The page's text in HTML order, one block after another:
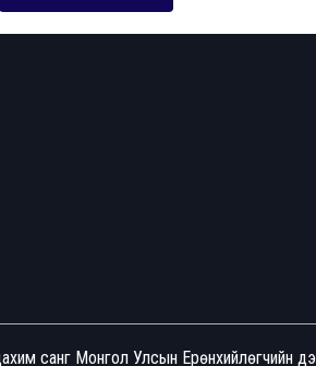
санг Монгол Улсын Ерөнхийлөгчийн